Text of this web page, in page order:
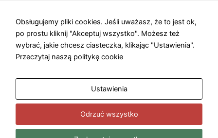
Obsługujemy pliki cookies. Jeśli uważasz, że to jest ok,
po prostu kliknij "Akceptuj wszystko". Możesz też
wybrać, jakie chcesz ciasteczka, klikając "Ustawienia".
Przeczytaj naszą politykę cookie
Ustawienia
Odrzuć wszystko
do
funkcjonowania
strony
internetowej.
Statystyka
Abyśmy mogli
poprawić
i strukturę
strony